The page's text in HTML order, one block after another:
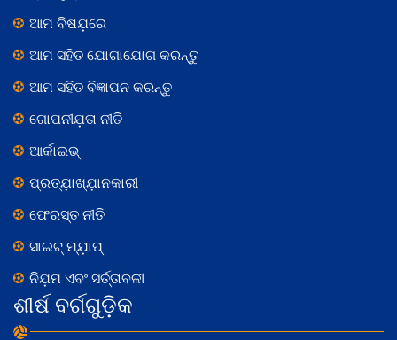
ଆମ ବିଷଯ଼ରେ
ଆମ ସହିତ ଯୋଗାଯୋଗ କରନ୍ତୁ
ଆମ ସହିତ ବିଜ୍ଞାପନ କରନ୍ତୁ
ଗୋପନୀଯ଼ତା ନୀତି
ଆର୍କାଇଭ୍
ପ୍ରତ୍ଯ଼ାଖ୍ଯ଼ାନକାରୀ
ଫେରସ୍ତ ନୀତି
ସାଇଟ୍ ମ୍ଯ଼ାପ୍
ନିଯ଼ମ ଏବଂ ସର୍ତ୍ତାବଳୀ
ଶୀର୍ଷ ବର୍ଗଗୁଡ଼ିକ